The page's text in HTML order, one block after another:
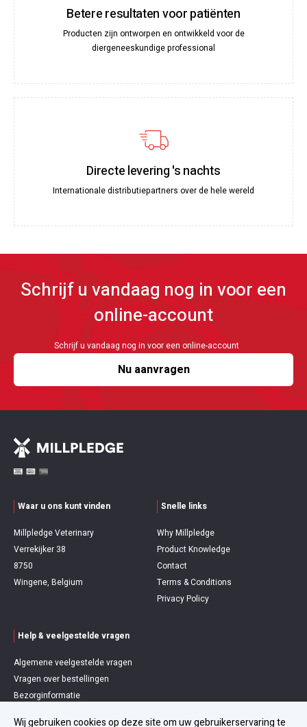
Betere resultaten voor patiënten
Producten zijn ontworpen en ontwikkeld voor de
diergeneeskundige professional
Directe levering 's nachts
Internationale distributiepartners over de hele wereld
Schrijf u vandaag nog in voor een
online-account
Schrijf u vandaag nog in voor een online-account
Nu aanvragen
Waar u ons kunt vinden
Millpledge Veterinary
Verrekijker 38
8750
Wingene, Belgium
Snelle links
Why Millpledge
Product Knowledge
Contact
Terms & Conditions
Privacy Policy
Help & veelgestelde vragen
Algemene veelgestelde vragen
Vragen over bestellingen
Bezorginformatie
Wij gebruiken cookies op deze site om uw gebruikerservaring te